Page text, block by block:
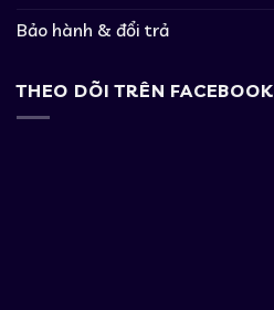
Bảo hành & đổi trả
THEO DÕI TRÊN FACEBOOK